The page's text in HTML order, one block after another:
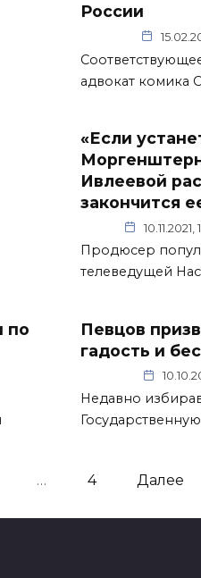
России
адвокат комика
«Если
Ивлеевой
закончится
10.11.2021,
Продюсер
телеведущей
по
Певцов
гадость и
Недавно
… 4 Далее